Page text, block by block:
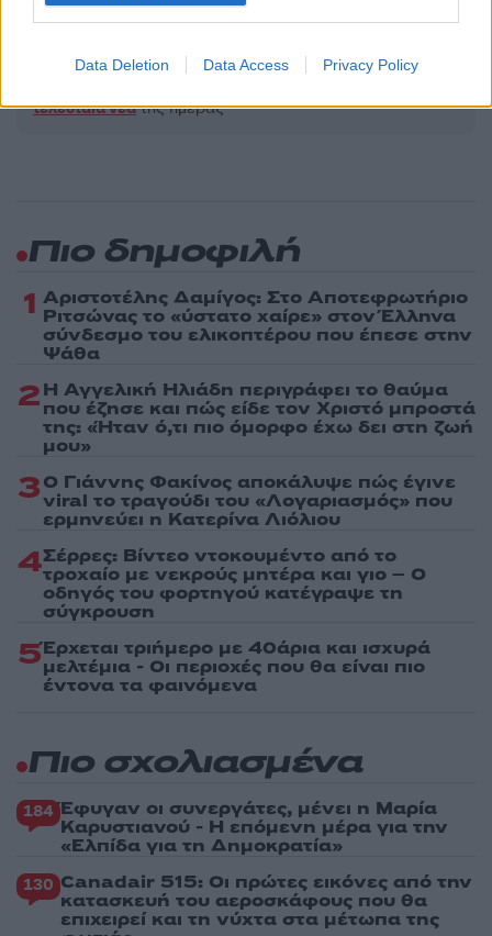
Data Deletion Data Access Privacy Policy
Share:
Ακολουθήστε το Νewsit.gr στοGoogle Newsκαι
τελευταία νέατης ημέρας
Πιο δημοφιλή
1 Αριστοτέλης Δαμίγος: Στο Αποτεφρωτήριο
Ριτσώνας το «ύστατο χαίρε» στον Έλληνα
σύνδεσμο του ελικοπτέρου που έπεσε στην
Ψάθα
2Η Αγγελική Ηλιάδη περιγράφει το θαύμα
που έζησε και πώς είδε τον Χριστό μπροστά
της: «Ήταν ό,τι πιο όμορφο έχω δει στη ζωή
μου»
3Ο Γιάννης Φακίνος αποκάλυψε πώς έγινε
viral το τραγούδι του «Λογαριασμός» που
ερμηνεύει η Κατερίνα Λιόλιου
4Σέρρες: Βίντεο ντοκουμέντο από το
τροχαίο με νεκρούς μητέρα και γιο – Ο
οδηγός του φορτηγού κατέγραψε τη
σύγκρουση
5Έρχεται τριήμερο με 40άρια και ισχυρά
μελτέμια - Οι περιοχές που θα είναι πιο
έντονα τα φαινόμενα
Πιο σχολιασμένα
184 Έφυγαν οι συνεργάτες, μένει η Μαρία
Καρυστιανού - Η επόμενη μέρα για την
«Ελπίδα για τη Δημοκρατία»
130 Canadair 515: Οι πρώτες εικόνες από την
κατασκευή του αεροσκάφους που θα
επιχειρεί και τη νύχτα στα μέτωπα της